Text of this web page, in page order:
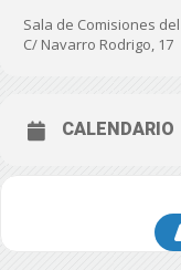
Sala de Comisiones
C/ Navarro Rodrigo, 17
CALENDARIO